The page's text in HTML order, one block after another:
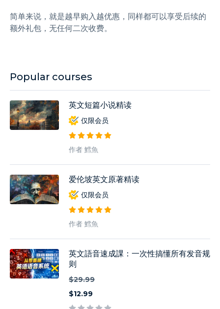
简单来说，就是越早购入越优惠，同样都可以享受后续的
额外礼包，无任何二次收费。
Popular courses
英文短篇小说精读
仅限会员
作者 鱈魚
爱伦坡英文原著精读
仅限会员
作者 鱈魚
英文語音速成課：一次性搞懂所有发音规
则
$29.99
$12.99